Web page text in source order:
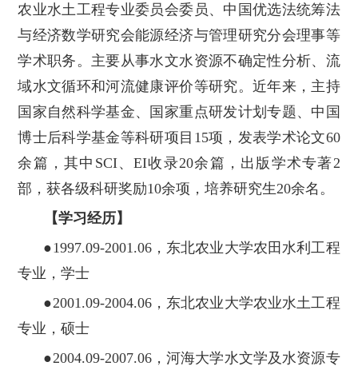
农业水土工程专业委员会委员、中国优选法统筹法
与经济数学研究会能源经济与管理研究分会理事等
学术职务。主要从事水文水资源不确定性分析、流
域水文循环和河流健康评价等研究。近年来，主持
国家自然科学基金、国家重点研发计划专题、中国
博士后科学基金等科研项目15项，发表学术论文60
余篇，其中SCI、EI收录20余篇，出版学术专著2
部，获各级科研奖励10余项，培养研究生20余名。
【学习经历】
●1997.09-2001.06，东北农业大学农田水利工程
专业，学士
●2001.09-2004.06，东北农业大学农业水土工程
专业，硕士
●2004.09-2007.06，河海大学水文学及水资源专